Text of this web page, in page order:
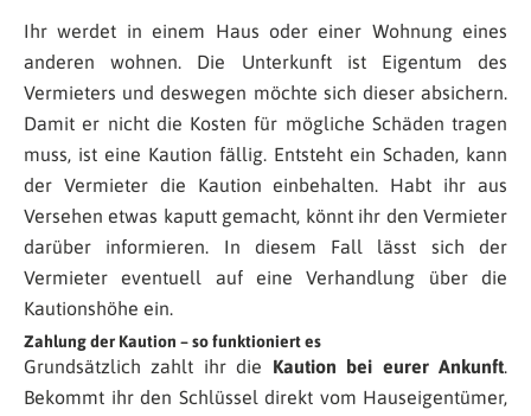
Ihr werdet in einem Haus oder einer Wohnung eines
anderen wohnen. Die Unterkunft ist Eigentum des
Vermieters und deswegen möchte sich dieser absichern.
Damit er nicht die Kosten für mögliche Schäden tragen
muss, ist eine Kaution fällig. Entsteht ein Schaden, kann
der Vermieter die Kaution einbehalten. Habt ihr aus
Versehen etwas kaputt gemacht, könnt ihr den Vermieter
darüber informieren. In diesem Fall lässt sich der
Vermieter eventuell auf eine Verhandlung über die
Kautionshöhe ein.
Zahlung der Kaution – so funktioniert es
Grundsätzlich zahlt ihr die Kaution bei eurer Ankunft.
Bekommt ihr den Schlüssel direkt vom Hauseigentümer,